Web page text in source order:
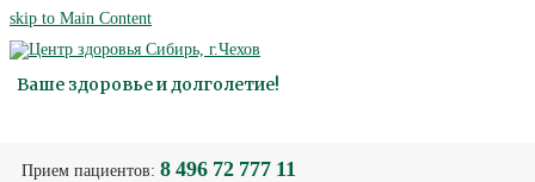
skip to Main Content
Ваше здоровье и долголетие!
Прием пациентов: 8 496 72 777 11